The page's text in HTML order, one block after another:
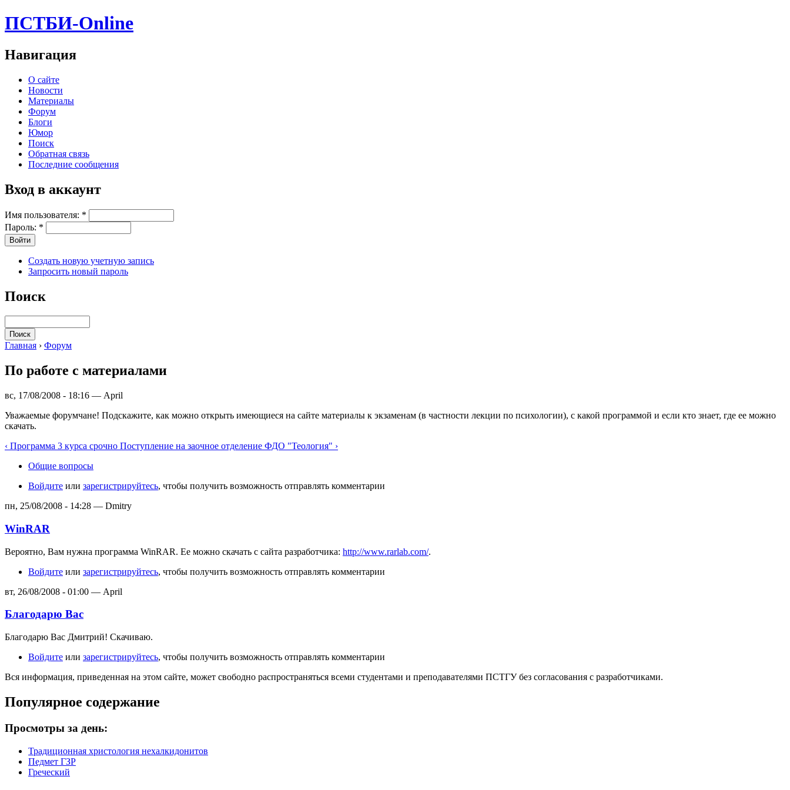
ПСТБИ-Online
Навигация
О сайте
Новости
Материалы
Форум
Блоги
Юмор
Поиск
Обратная связь
Последние сообщения
Вход в аккаунт
Имя пользователя: *
Пароль: *
Создать новую учетную запись
Запросить новый пароль
Поиск
Главная › Форум
По работе с материалами
вс, 17/08/2008 - 18:16 — April
Уважаемые форумчане! Подскажите, как можно открыть имеющиеся на сайте материалы к экзаменам (в частности лекции по психологии), с какой программой и если кто знает, где ее можно
скачать.
‹ Программа 3 курса срочно Поступление на заочное отделение ФДО "Теология" ›
Общие вопросы
Войдите или зарегистрируйтесь, чтобы получить возможность отправлять комментарии
пн, 25/08/2008 - 14:28 — Dmitry
WinRAR
Вероятно, Вам нужна программа WinRAR. Ее можно скачать с сайта разработчика: http://www.rarlab.com/.
Войдите или зарегистрируйтесь, чтобы получить возможность отправлять комментарии
вт, 26/08/2008 - 01:00 — April
Благодарю Вас
Благодарю Вас Дмитрий! Скачиваю.
Войдите или зарегистрируйтесь, чтобы получить возможность отправлять комментарии
Вся информация, приведенная на этом сайте, может свободно распространяться всеми студентами и преподавателями ПСТГУ без согласования с разработчиками.
Популярное содержание
Просмотры за день:
Традиционная христология нехалкидонитов
Педмет ГЗР
Греческий